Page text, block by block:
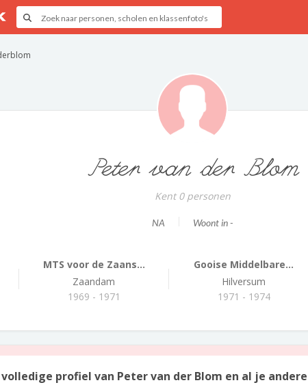
Peter van der Blom
Kent 0 personen
NA Woont in -
MTS voor de Zaans...
Zaandam
1969 - 1971
Gooise Middelbare...
Hilversum
1971 - 1974
profiel van Peter van der Blom en al je